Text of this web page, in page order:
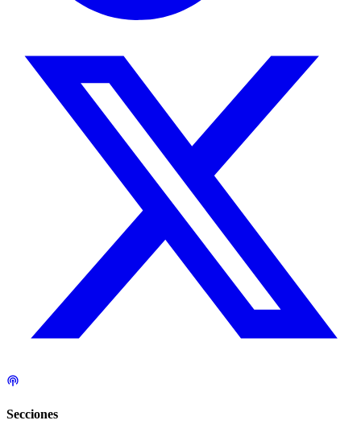
Secciones